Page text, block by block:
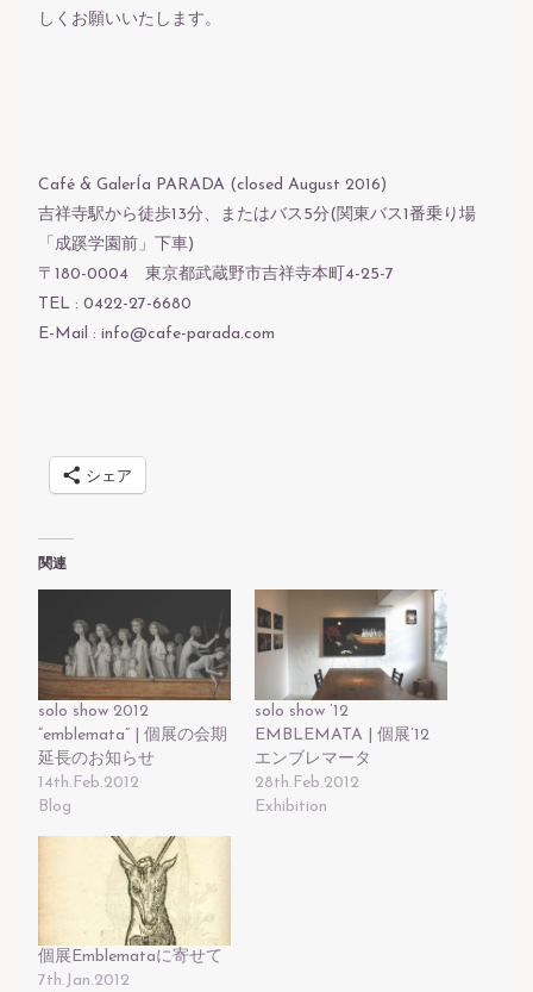
しくお願いいたします。
Café & GalerÍa PARADA (closed August 2016)
吉祥寺駅から徒歩13分、またはバス5分(関東バス1番乗り場
「成蹊学園前」下車)
〒180-0004 東京都武蔵野市吉祥寺本町4-25-7
TEL : 0422-27-6680
E-Mail : info@cafe-parada.com
シェア
関連
solo show 2012
“emblemata” | 個展の会期
延長のお知らせ
14th.Feb.2012
Blog
solo show ’12
EMBLEMATA | 個展’12
エンブレマータ
28th.Feb.2012
Exhibition
個展Emblemataに寄せて
7th.Jan.2012